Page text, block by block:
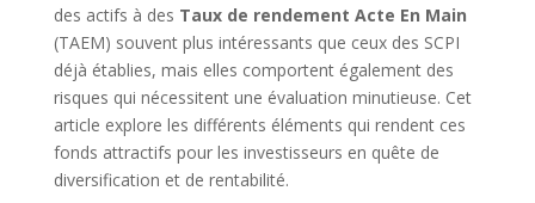
des actifs à des Taux de rendement Acte En Main
(TAEM) souvent plus intéressants que ceux des SCPI
déjà établies, mais elles comportent également des
risques qui nécessitent une évaluation minutieuse. Cet
article explore les différents éléments qui rendent ces
fonds attractifs pour les investisseurs en quête de
diversification et de rentabilité.